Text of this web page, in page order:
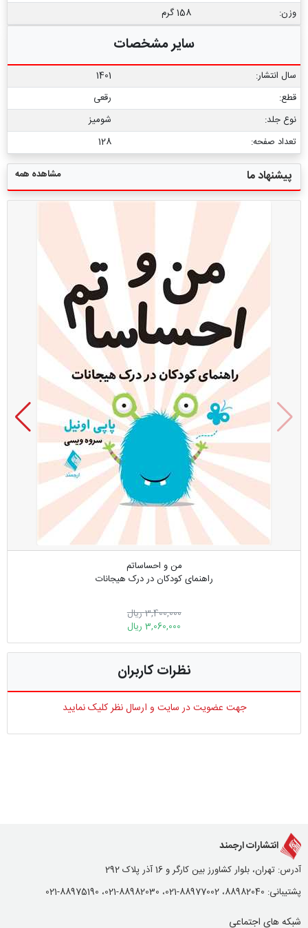
وزن:
158 گرم
سایر مشخصات
سال انتشار:
1401
قطع:
رقعی
نوع جلد:
شومیز
تعداد صفحه:
128
پیشنهاد ما مشاهده همه
من و احساساتم
راهنمای کودکان در درک هیجانات
3,400,000 ریال
3,060,000 ریال
نظرات کاربران
جهت عضویت در سایت و ارسال نظر کلیک نمایید
انتشارات ارجمند
آدرس: تهران، بلوار کشاورز بین کارگر و 16 آذر پلاک 292
پشتیبانی: 88982040، 88977002-021، 88982030-021، 88975190-021
شبکه های اجتماعی